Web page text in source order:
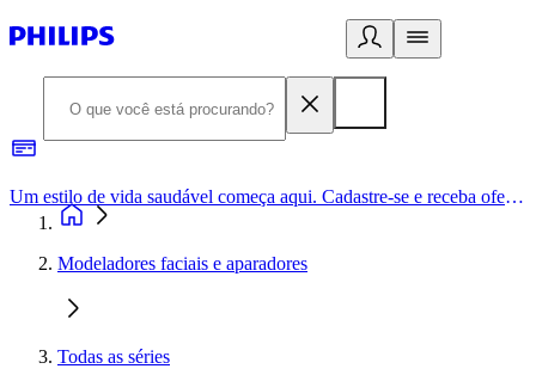
Um estilo de vida saudável começa aqui. Cadastre-se e receba ofertas exclusivas.
Modeladores faciais e aparadores
Todas as séries